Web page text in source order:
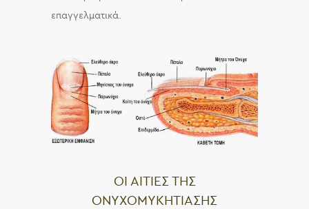
επαγγελματικά.
ΟΙ ΑΙΤΙΕΣ ΤΗΣ
ΟΝΥΧΟΜΥΚΗΤΙΑΣΗΣ